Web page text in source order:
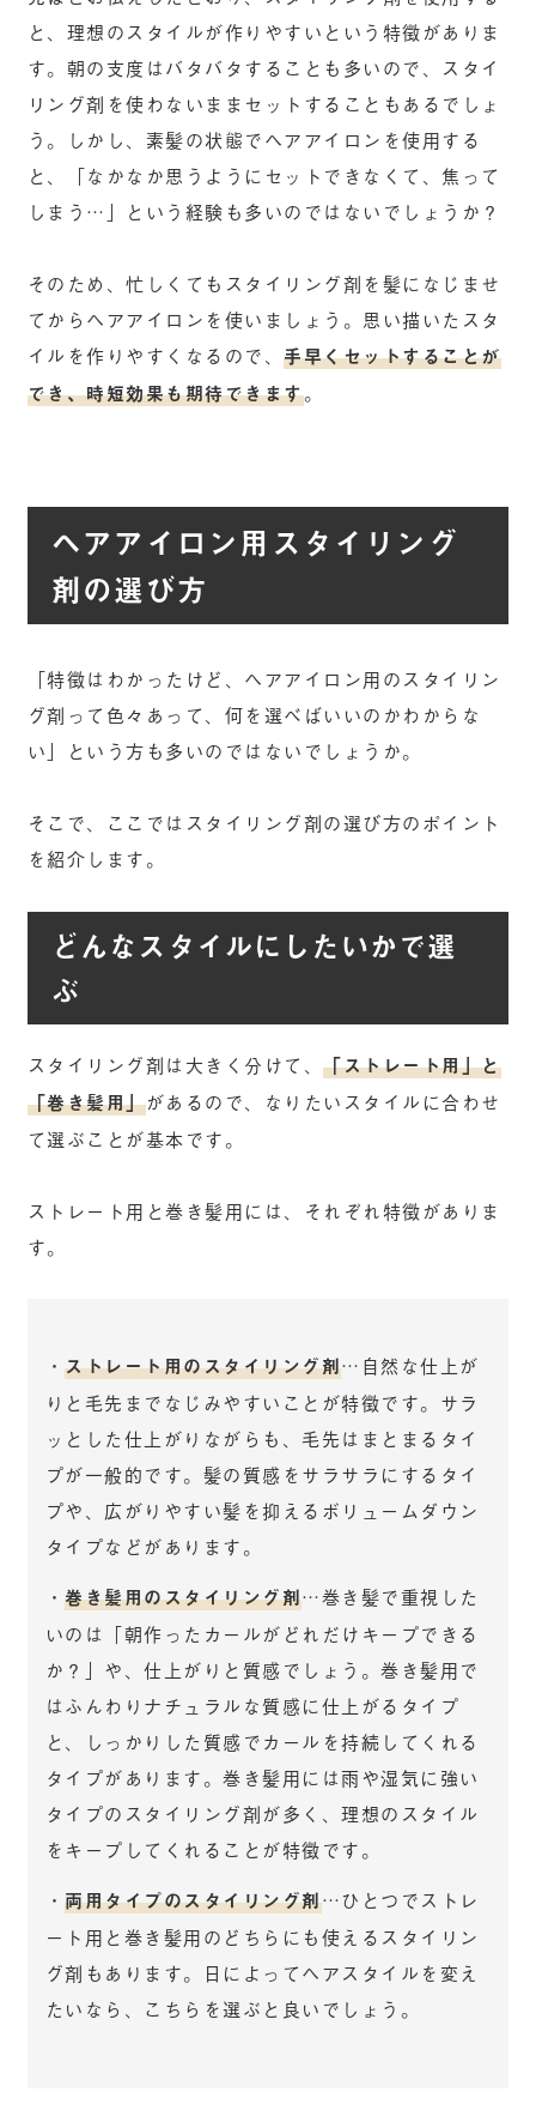
と、理想のスタイルが作りやすいという特徴がありま
す。朝の支度はバタバタすることも多いので、スタイ
リング剤を使わないままセットすることもあるでしょ
う。しかし、素髪の状態でヘアアイロンを使用する
と、「なかなか思うようにセットできなくて、焦って
しまう…」という経験も多いのではないでしょうか？
そのため、忙しくてもスタイリング剤を髪になじませ
てからヘアアイロンを使いましょう。思い描いたスタ
イルを作りやすくなるので、手早くセットすることが
でき、時短効果も期待できます。
ヘアアイロン用スタイリング
剤の選び方
「特徴はわかったけど、ヘアアイロン用のスタイリン
グ剤って色々あって、何を選べばいいのかわからな
い」という方も多いのではないでしょうか。
そこで、ここではスタイリング剤の選び方のポイント
を紹介します。
どんなスタイルにしたいかで選
ぶ
スタイリング剤は大きく分けて、「ストレート用」と
「巻き髪用」があるので、なりたいスタイルに合わせ
て選ぶことが基本です。
ストレート用と巻き髪用には、それぞれ特徴がありま
す。
・ストレート用のスタイリング剤…自然な仕上が
りと毛先までなじみやすいことが特徴です。サラ
ッとした仕上がりながらも、毛先はまとまるタイ
プが一般的です。髪の質感をサラサラにするタイ
プや、広がりやすい髪を抑えるボリュームダウン
タイプなどがあります。
・巻き髪用のスタイリング剤…巻き髪で重視した
いのは「朝作ったカールがどれだけキープできる
か？」や、仕上がりと質感でしょう。巻き髪用で
はふんわりナチュラルな質感に仕上がるタイプ
と、しっかりした質感でカールを持続してくれる
タイプがあります。巻き髪用には雨や湿気に強い
タイプのスタイリング剤が多く、理想のスタイル
をキープしてくれることが特徴です。
・両用タイプのスタイリング剤…ひとつでストレ
ート用と巻き髪用のどちらにも使えるスタイリン
グ剤もあります。日によってヘアスタイルを変え
たいなら、こちらを選ぶと良いでしょう。